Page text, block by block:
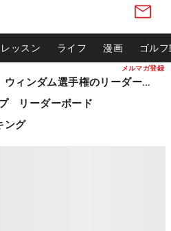
メルマガ登録
レッスン ライフ 漫画 ゴル
松山英樹ら出場 ウィンダム選手権のリーダーボード
リーダーボード
ング